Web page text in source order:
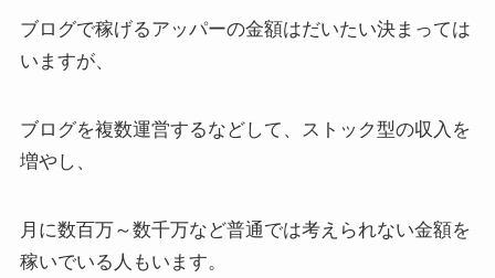
ブログで稼げるアッパーの金額はだいたい決まっては
いますが、
ブログを複数運営するなどして、ストック型の収入を
増やし、
月に数百万～数千万など普通では考えられない金額を
稼いでいる人もいます。